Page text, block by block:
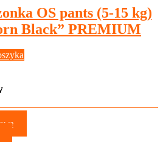
OS pants (5-15 kg)
Black” PREMIUM